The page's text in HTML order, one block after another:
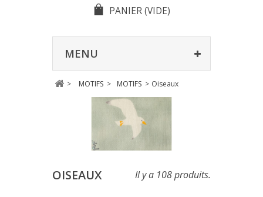
PANIER(VIDE)
MENU
> MOTIFS > MOTIFS > Oiseaux
OISEAUX Il y a 108 produits.